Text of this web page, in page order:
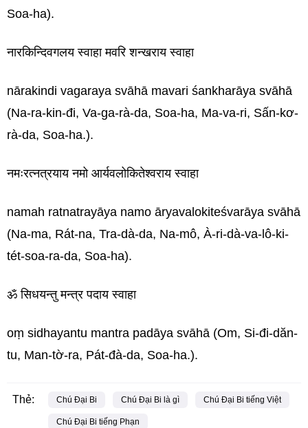
Soa-ha).
नारकिन्दिवगलय स्वाहा मवरि शन्खराय स्वाहा
nārakindi vagaraya svāhā mavari śankharāya svāhā
(Na-ra-kin-đi, Va-ga-rà-da, Soa-ha, Ma-va-ri, Sấn-kơ-
rà-da, Soa-ha.).
नमःरत्नत्रयाय नमो आर्यवलोकितेश्वराय स्वाहा
namah ratnatrayāya namo āryavalokiteśvarāya svāhā
(Na-ma, Rát-na, Tra-dà-da, Na-mô, À-ri-dà-va-lô-ki-
tét-soa-ra-da, Soa-ha).
ॐ सिधयन्तु मन्त्र पदाय स्वाहा
oṃ sidhayantu mantra padāya svāhā (Om, Si-đi-dăn-
tu, Man-tờ-ra, Pát-đà-da, Soa-ha.).
Thẻ: Chú Đại Bi Chú Đại Bi là gì Chú Đại Bi tiếng Việt
Chú Đại Bi tiếng Phạn